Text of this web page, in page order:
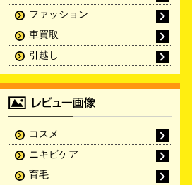
ファッション
車買取
引越し
コスメ
ニキビケア
育毛